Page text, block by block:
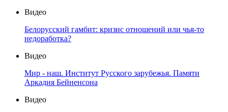
Видео
Белорусский гамбит: кризис отношений или чья-то
недоработка?
Видео
Мир - наш. Институт Русского зарубежья. Памяти
Аркадия Бейненсона
Видео